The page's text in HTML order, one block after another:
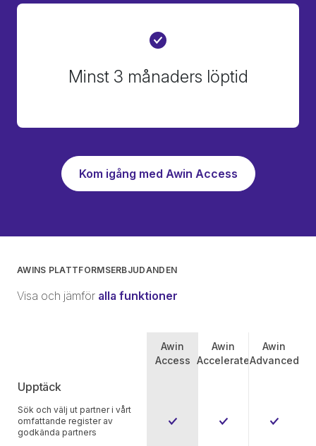
Minst 3 månaders löptid
Kom igång med Awin Access
AWINS PLATTFORMSERBJUDANDEN
Visa och jämför alla funktioner
Awin
Access
Awin
Accelerate
Awin
Advanced
Upptäck
Sök och välj ut partner i vårt
omfattande register av
godkända partners